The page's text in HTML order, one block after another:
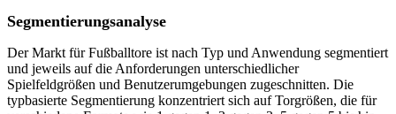
Segmentierungsanalyse
Der Markt für Fußballtore ist nach Typ und Anwendung segmentiert
und jeweils auf die Anforderungen unterschiedlicher
Spielfeldgrößen und Benutzerumgebungen zugeschnitten. Die
typbasierte Segmentierung konzentriert sich auf Torgrößen, die für